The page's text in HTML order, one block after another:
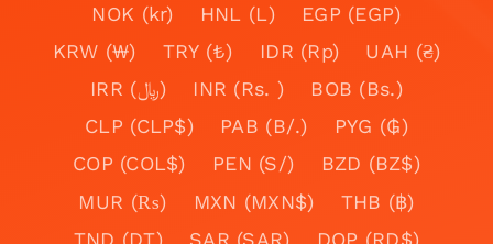
NOK (kr)
HNL (L)
EGP (EGP)
KRW (₩)
TRY (₺) IDR (Rp)
UAH (₴)
IRR (﷼)
INR (Rs. )
BOB (Bs.)
CLP (CLP$)
PAB (B/.)
PYG (₲)
COP (COL$)
PEN (S/)
BZD (BZ$)
MUR (₨)
MXN (MXN$)
THB (฿)
TND (DT)
SAR (SAR)
DOP (RD$)